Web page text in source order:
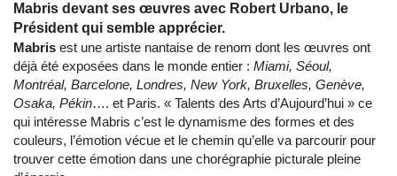
Mabris devant ses œuvres avec Robert Urbano, le
Président qui semble apprécier.
Mabris est une artiste nantaise de renom dont les œuvres ont
déjà été exposées dans le monde entier : Miami, Séoul,
Montréal, Barcelone, Londres, New York, Bruxelles, Genève,
Osaka, Pékin…. et Paris. « Talents des Arts d’Aujourd’hui » ce
qui intéresse Mabris c’est le dynamisme des formes et des
couleurs, l’émotion vécue et le chemin qu’elle va parcourir pour
trouver cette émotion dans une chorégraphie picturale pleine